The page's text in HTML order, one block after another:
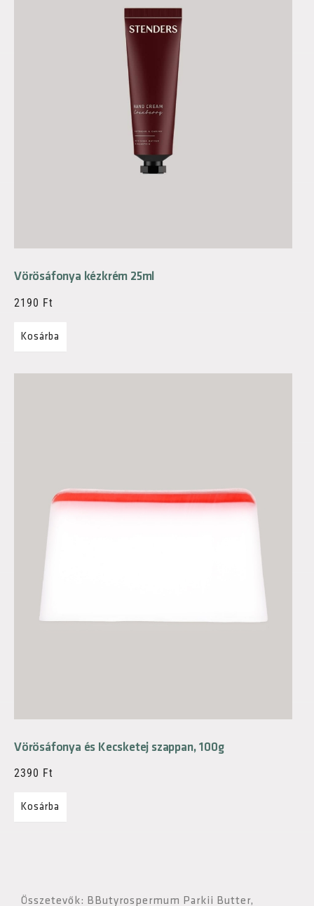
Vörösáfonya kézkrém 25ml
2190 Ft
Kosárba
Vörösáfonya és Kecsketej szappan, 100g
2390 Ft
Kosárba
Összetevők: BButyrospermum Parkii Butter,